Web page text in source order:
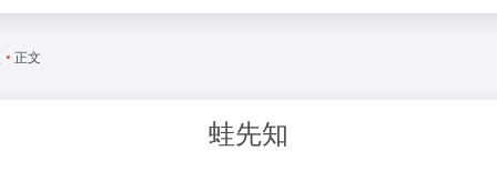
• 正文
蛙先知